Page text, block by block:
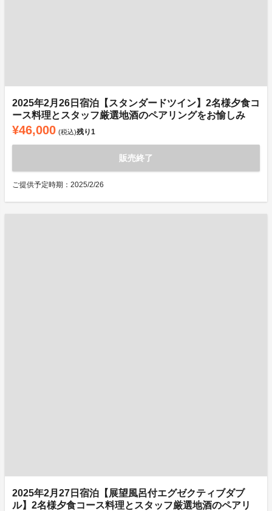
2025年2月26日宿泊【スタンダードツイン】2名様夕食コ
ース料理とスタッフ厳選地酒のペアリングをお愉しみ
¥46,000 (税込)残り1
販売終了
ご提供予定時期：2025/2/26
2025年2月27日宿泊【展望風呂付エグゼクティブダブ
ル】2名様夕食コース料理とスタッフ厳選地酒のペアリ